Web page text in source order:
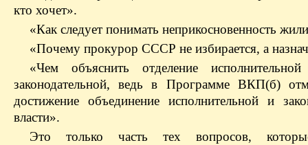
кто хочет».
«Как следует понимать неприкосновенность
«Почему прокурор СССР не избирается, а
«Чем объяснить отделение
законодательной, ведь в Программе ВКП(б)
достижение объединение исполнительной и
власти».
Это только часть тех вопросов,